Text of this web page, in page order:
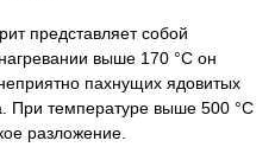
представляет собой
выше 170 °C он
пахнущих ядовитых
При температуре выше 500 °C
разложение.